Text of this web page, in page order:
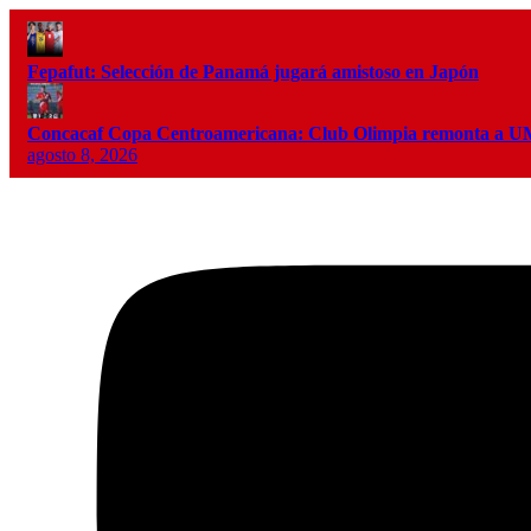
Fepafut: Selección de Panamá jugará amistoso en Japón
Concacaf Copa Centroamericana: Club Olimpia remonta a
agosto 8, 2026